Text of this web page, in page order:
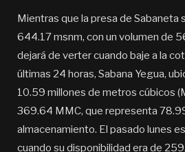
Mientras que la presa de Sabaneta
644.17 msnm, con un volumen de
dejará de verter cuando baje a la
últimas 24 horas, Sabana Yegua,
10.59 millones de metros cúbicos
369.64 MMC, que representa
almacenamiento. El pasado lunes
cuando su disponibilidad era de